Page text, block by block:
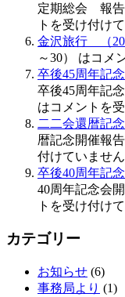
定期総会 報告
トを受け付け
金沢旅行 （
～30） はコメ
卒後45周年記
卒後45周年記
はコメントを
二二会還暦記
暦記念開催報
付けていません
卒後40周年記
40周年記念会
トを受け付け
カテゴリー
お知らせ (6)
事務局より (1)